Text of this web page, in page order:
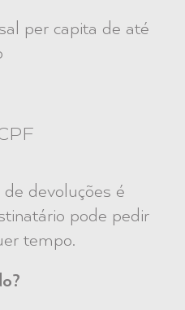
per capita de até
devoluções é
pode pedir
tempo.